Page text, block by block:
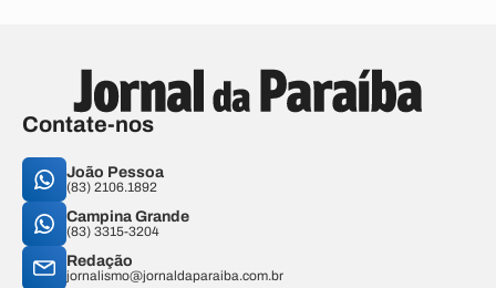
Contate-nos
João Pessoa
(83) 2106.1892
Campina Grande
(83) 3315-3204
Redação
jornalismo@jornaldaparaiba.com.br